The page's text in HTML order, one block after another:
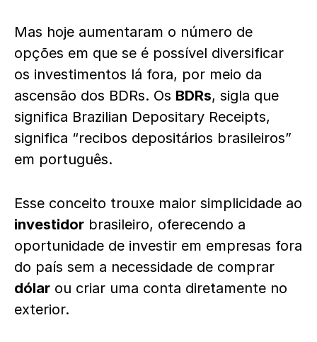
Mas hoje aumentaram o número de
opções em que se é possível diversificar
os investimentos lá fora, por meio da
ascensão dos BDRs. Os BDRs, sigla que
significa Brazilian Depositary Receipts,
significa “recibos depositários brasileiros”
em português.
Esse conceito trouxe maior simplicidade ao
investidor brasileiro, oferecendo a
oportunidade de investir em empresas fora
do país sem a necessidade de comprar
dólar ou criar uma conta diretamente no
exterior.